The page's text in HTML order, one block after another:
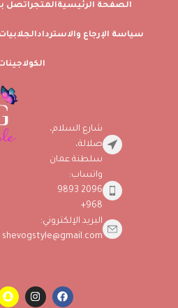
الصفحة الرئيسيةالمتجراتصل
سياسة الإرجاع والاستردادالجلابيات
شارع السلام،
صلالة،
سلطنة عمان
واتساب:
2096 9893
968+
البريد الإلكتروني:
shevogstyle@gmail.com